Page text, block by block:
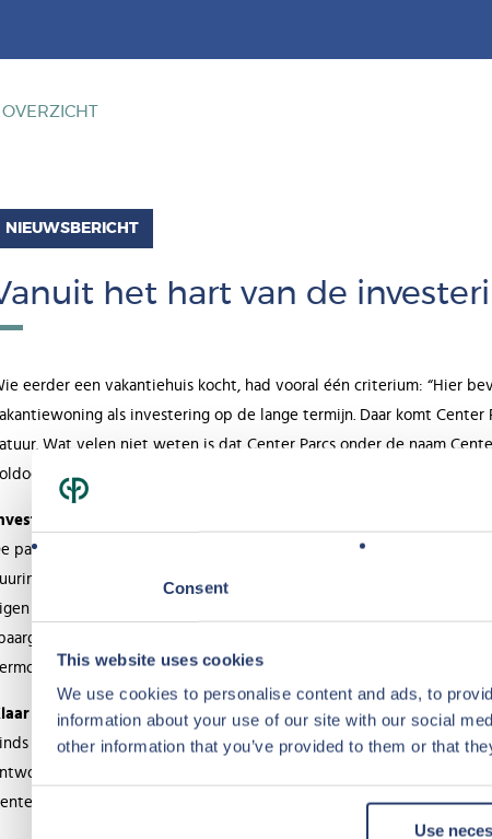
Consent
This website uses cookies
We use cookies to personalise content and ads, to
information about your use of our site with our social
other information that you’ve provided to them or that
Use
NIEUWSBERICHT
het hart van de
eerder een vakantiehuis kocht, had vooral één criterium: “Hier
als investering op de lange termijn. Daar komt
Wat velen niet weten is dat Center Parcs onder de naam
aan de huidige vraag naar luxe en comfort, wordt een groot
zonder zorgen
particuliere investeerders worden de enige eigenaar van het
garanderen van 5% van de aankoopprijs. Ook wordt
gebruik is hierdoor niet mogelijk. “Center Parcs Vastgoed
uit te breiden op een zekere en voor een langdurige
opbouwen”.
voor de toekomst
2014 zijn drie parken volledig vernieuwd. In de komende vijf
worden. Hiervoor zijn investeringen van meer dan 400
Parcs vierde vorig jaar haar 50e verjaardag en bereidt zich